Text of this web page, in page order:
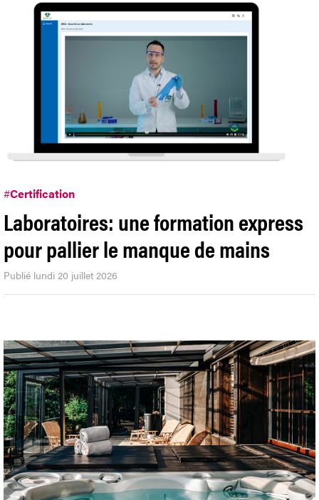
#Certification
Laboratoires: une formation express
pour pallier le manque de mains
Publié lundi 20 juillet 2026